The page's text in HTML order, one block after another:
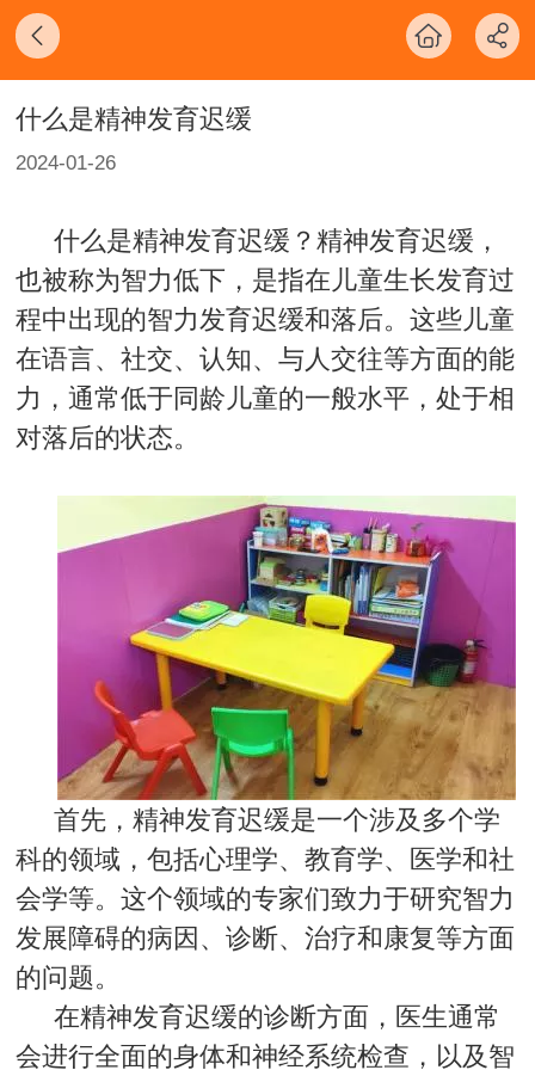
什么是精神发育迟缓
2024-01-26
什么是精神发育迟缓？精神发育迟缓，
也被称为智力低下，是指在儿童生长发育过
程中出现的智力发育迟缓和落后。这些儿童
在语言、社交、认知、与人交往等方面的能
力，通常低于同龄儿童的一般水平，处于相
对落后的状态。
首先，精神发育迟缓是一个涉及多个学
科的领域，包括心理学、教育学、医学和社
会学等。这个领域的专家们致力于研究智力
发展障碍的病因、诊断、治疗和康复等方面
的问题。
在精神发育迟缓的诊断方面，医生通常
会进行全面的身体和神经系统检查，以及智